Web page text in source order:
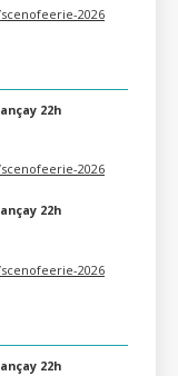
2026
22h
2026
22h
2026
22h